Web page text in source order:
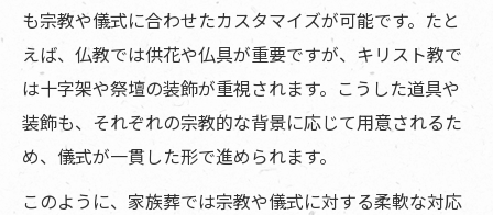
も宗教や儀式に合わせたカスタマイズが可能です。たと
えば、仏教では供花や仏具が重要ですが、キリスト教で
は十字架や祭壇の装飾が重視されます。こうした道具や
装飾も、それぞれの宗教的な背景に応じて用意されるた
め、儀式が一貫した形で進められます。
このように、家族葬では宗教や儀式に対する柔軟な対応